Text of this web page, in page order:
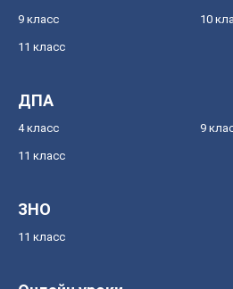
9 класс 10
11 класс
ДПА
4 класс 9
11 класс
ЗНО
11 класс